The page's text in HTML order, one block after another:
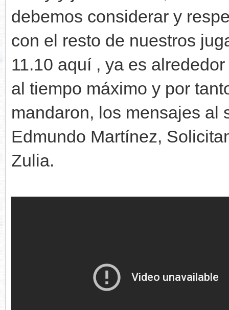
debemos considerar y
con el resto de nuestros
11.10 aquí , ya es
al tiempo máximo y por
mandaron, los mensajes al
Edmundo Martínez,
Zulia.